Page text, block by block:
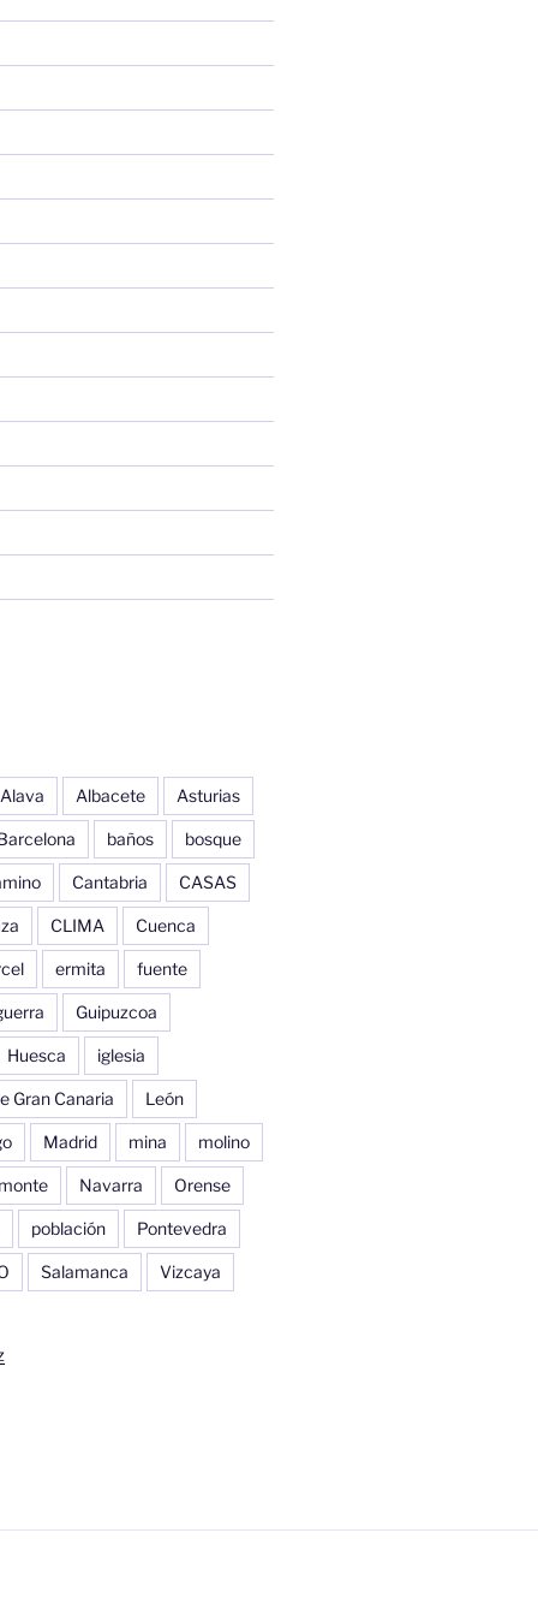
Alava Albacete Asturias
baños bosque
Cantabria CASAS
CLIMA Cuenca
ermita fuente
Guipuzcoa
Huesca iglesia
Gran Canaria León
Madrid mina molino
monte Navarra Orense
población Pontevedra
Salamanca Vizcaya